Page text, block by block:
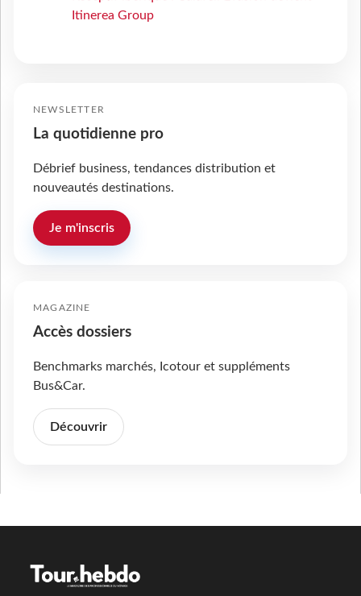
Itinerea Group
NEWSLETTER
La quotidienne pro
Débrief business, tendances distribution et
nouveautés destinations.
Je m'inscris
MAGAZINE
Accès dossiers
Benchmarks marchés, Icotour et suppléments
Bus&Car.
Découvrir